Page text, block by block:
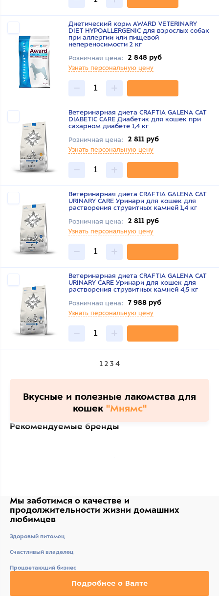
Диетический корм AWARD VETERINARY
DIET HYPOALLERGENIC для взрослых собак
при аллергии или пищевой
непереносимости 2 кг
Розничная цена:
2 848 руб
Узнать персональную цену
Ветеринарная диета CRAFTIA GALENA CAT
DIABETIC CARE Диабетик для кошек при
сахарном диабете 1,4 кг
Розничная цена:
2 811 руб
Узнать персональную цену
Ветеринарная диета CRAFTIA GALENA CAT
URINARY CARE Уринари для кошек для
растворения струвитных камней 1,4 кг
Розничная цена:
2 811 руб
Узнать персональную цену
Ветеринарная диета CRAFTIA GALENA CAT
URINARY CARE Уринари для кошек для
растворения струвитных камней 4,5 кг
Розничная цена:
7 988 руб
Узнать персональную цену
1 2 3 4
Вкусные и полезные лакомства для
кошек "Мнямс"
Рекомендуемые бренды
Мы заботимся о качестве и
продолжительности жизни домашних
любимцев
Здоровый питомец
Счастливый владелец
Процветающий бизнес
Подробнее о Валте